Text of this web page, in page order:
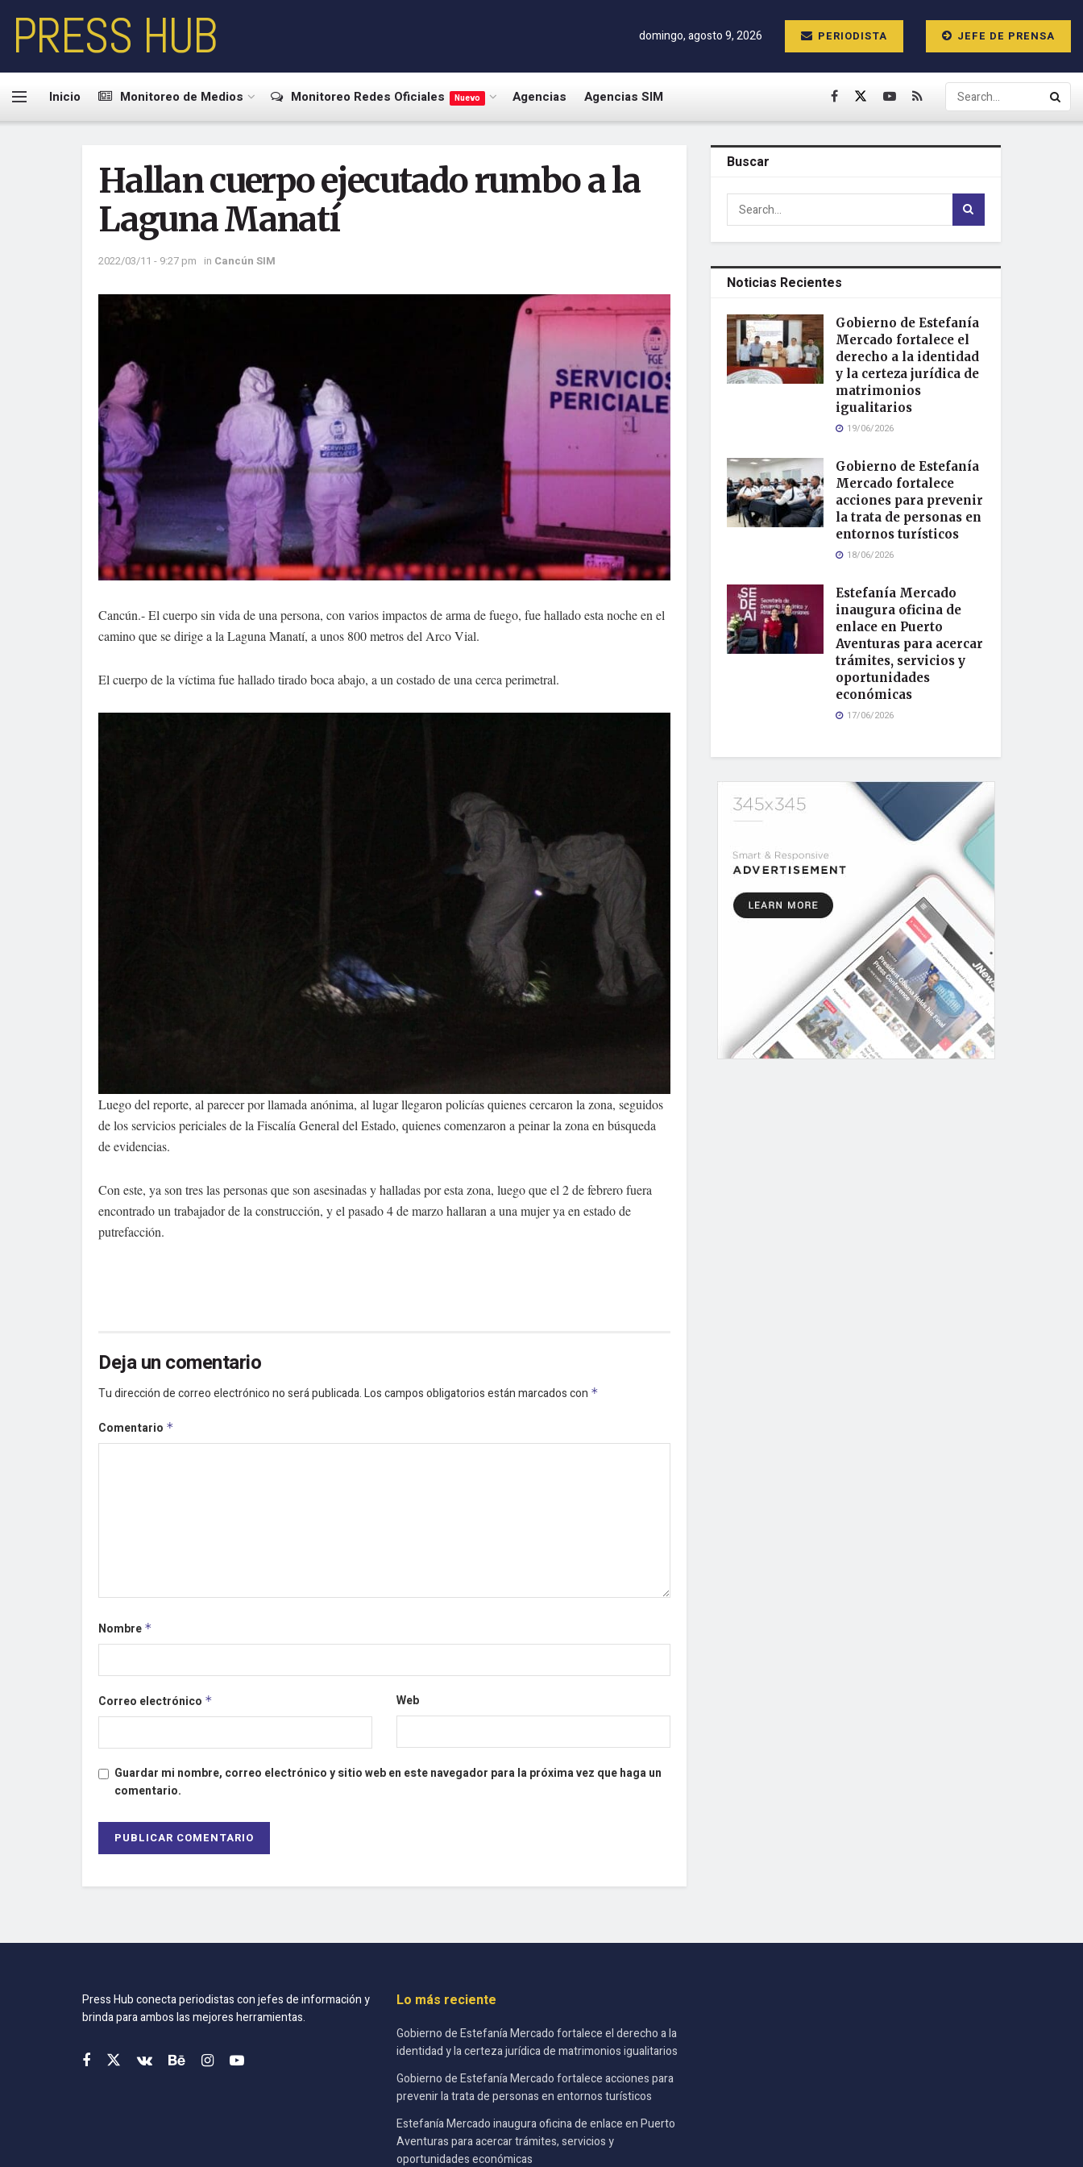
PRESS HUB domingo, agosto 9, 2026 PERIODISTA JEFE DE PRENSA
Inicio Monitoreo de Medios Monitoreo Redes Oficiales Nuevo Agencias Agencias SIM
Hallan cuerpo ejecutado rumbo a la
Laguna Manatí
2022/03/11 - 9:27 pm in Cancún SIM
Cancún.- El cuerpo sin vida de una persona, con varios impactos de arma de fuego, fue hallado esta noche en el
camino que se dirige a la Laguna Manatí, a unos 800 metros del Arco Vial.
El cuerpo de la víctima fue hallado tirado boca abajo, a un costado de una cerca perimetral.
Luego del reporte, al parecer por llamada anónima, al lugar llegaron policías quienes cercaron la zona, seguidos
de los servicios periciales de la Fiscalía General del Estado, quienes comenzaron a peinar la zona en búsqueda
de evidencias.
Con este, ya son tres las personas que son asesinadas y halladas por esta zona, luego que el 2 de febrero fuera
encontrado un trabajador de la construcción, y el pasado 4 de marzo hallaran a una mujer ya en estado de
putrefacción.
Deja un comentario
Tu dirección de correo electrónico no será publicada.Los campos obligatorios están marcados con *
Comentario *
Nombre *
Correo electrónico * Web
Guardar mi nombre, correo electrónico y sitio web en este navegador para la próxima vez que haga un
comentario.
Buscar
Noticias Recientes
Gobierno de Estefanía
Mercado fortalece el
derecho a la identidad
y la certeza jurídica de
matrimonios
igualitarios
19/06/2026
Gobierno de Estefanía
Mercado fortalece
acciones para prevenir
la trata de personas en
entornos turísticos
18/06/2026
Estefanía Mercado
inaugura oficina de
enlace en Puerto
Aventuras para acercar
trámites, servicios y
oportunidades
económicas
17/06/2026
Press Hub conecta periodistas con jefes de información y
brinda para ambos las mejores herramientas.
Lo más reciente
Gobierno de Estefanía Mercado fortalece el derecho a la
identidad y la certeza jurídica de matrimonios igualitarios
Gobierno de Estefanía Mercado fortalece acciones para
prevenir la trata de personas en entornos turísticos
Estefanía Mercado inaugura oficina de enlace en Puerto
Aventuras para acercar trámites, servicios y
oportunidades económicas